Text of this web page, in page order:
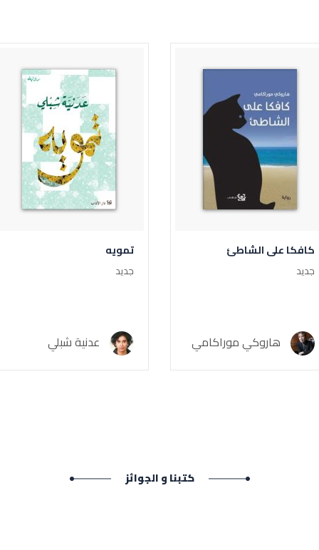
كافكا على الشاطئ
جديد
هاروكي موراكامي
تمويه
جديد
عدنية شبلي
كتبنا و الجوائز